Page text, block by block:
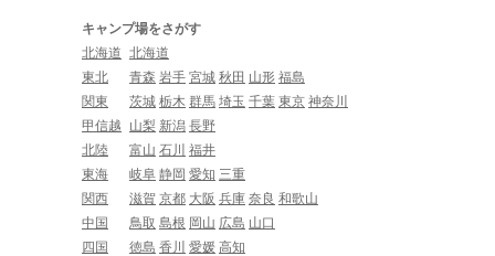
キャンプ場をさがす
北海道 北海道
東北
青森 岩手 宮城 秋田 山形 福島
関東
茨城 栃木 群馬 埼玉 千葉 東京 神奈川
甲信越
山梨 新潟 長野
北陸
富山 石川 福井
東海
岐阜 静岡 愛知 三重
関西
滋賀 京都 大阪 兵庫 奈良 和歌山
中国
鳥取 島根 岡山 広島 山口
四国
徳島 香川 愛媛 高知